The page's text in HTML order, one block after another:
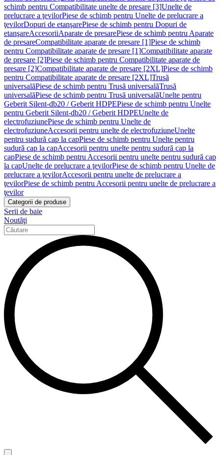
schimb pentru Compatibilitate unelte de presare [3]Unelte de
prelucrare a ţevilorPiese de schimb pentru Unelte de prelucrare a
ţevilorDopuri de etanşarePiese de schimb pentru Dopuri de
etanşareAccesoriiAparate de presarePiese de schimb pentru Aparate
de presareCompatibilitate aparate de presare [1]Piese de schimb
pentru Compatibilitate aparate de presare [1]Compatibilitate aparate
de presare [2]Piese de schimb pentru Compatibilitate aparate de
presare [2]Compatibilitate aparate de presare [2XL]Piese de schimb
pentru Compatibilitate aparate de presare [2XL]Trusă
universalăPiese de schimb pentru Trusă universalăTrusă
universalăPiese de schimb pentru Trusă universalăUnelte pentru
Geberit Silent-db20 / Geberit HDPEPiese de schimb pentru Unelte
pentru Geberit Silent-db20 / Geberit HDPEUnelte de
electrofuziunePiese de schimb pentru Unelte de
electrofuziuneAccesorii pentru unelte de electrofuziuneUnelte
pentru sudură cap la capPiese de schimb pentru Unelte pentru
sudură cap la capAccesorii pentru unelte pentru sudură cap la
capPiese de schimb pentru Accesorii pentru unelte pentru sudură cap
la capUnelte de prelucrare a ţevilorPiese de schimb pentru Unelte de
prelucrare a ţevilorAccesorii pentru unelte de prelucrare a
ţevilorPiese de schimb pentru Accesorii pentru unelte de prelucrare a
ţevilor
Categorii de produse
Serii de baie
Noutăţi